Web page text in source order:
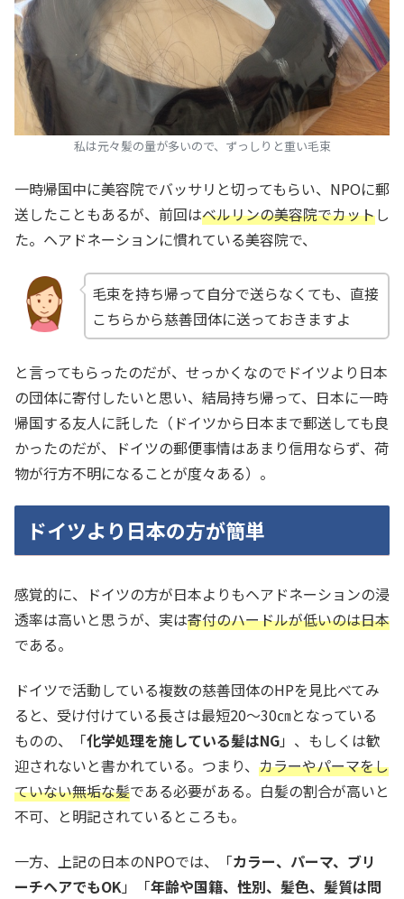
私は元々髪の量が多いので、ずっしりと重い毛束
一時帰国中に美容院でバッサリと切ってもらい、NPOに郵
送したこともあるが、前回はベルリンの美容院でカットし
た。ヘアドネーションに慣れている美容院で、
毛束を持ち帰って自分で送らなくても、直接
こちらから慈善団体に送っておきますよ
と言ってもらったのだが、せっかくなのでドイツより日本
の団体に寄付したいと思い、結局持ち帰って、日本に一時
帰国する友人に託した（ドイツから日本まで郵送しても良
かったのだが、ドイツの郵便事情はあまり信用ならず、荷
物が行方不明になることが度々ある）。
ドイツより日本の方が簡単
感覚的に、ドイツの方が日本よりもヘアドネーションの浸
透率は高いと思うが、実は寄付のハードルが低いのは日本
である。
ドイツで活動している複数の慈善団体のHPを見比べてみ
ると、受け付けている長さは最短20〜30㎝となっている
ものの、「化学処理を施している髪はNG」、もしくは歓
迎されないと書かれている。つまり、 カラーやパーマをし
ていない無垢な髪である必要がある。白髪の割合が高いと
不可、と明記されているところも。
一方、上記の日本のNPOでは、「カラー、パーマ、ブリ
ーチヘアでもOK」「年齢や国籍、性別、髪色、髪質は問